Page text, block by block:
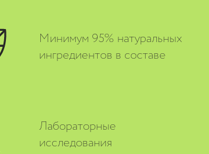
Минимум 95% натуральных
ингредиентов в составе
Лабораторные
исследования